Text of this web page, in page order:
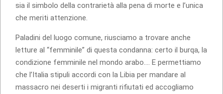
sia il simbolo della contrarietà alla pena di morte e l’unica
che meriti attenzione.
Paladini del luogo comune, riusciamo a trovare anche
letture al “femminile” di questa condanna: certo il burqa, la
condizione femminile nel mondo arabo…. E permettiamo
che l’Italia stipuli accordi con la Libia per mandare al
massacro nei deserti i migranti rifiutati ed accogliamo